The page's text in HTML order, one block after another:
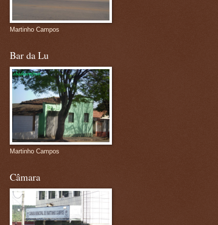
Martinho Campos
Bar da Lu
Martinho Campos
Câmara